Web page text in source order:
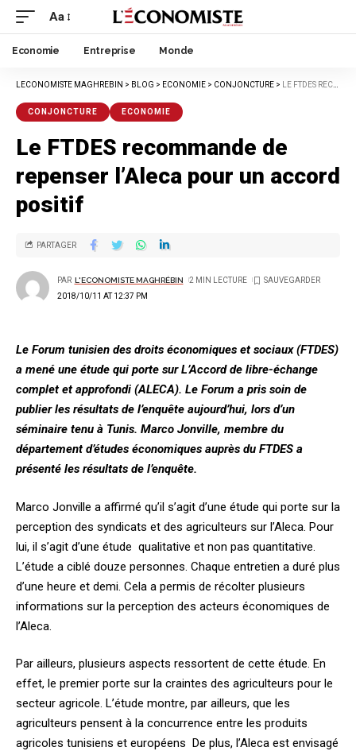
Aa
Economie Entreprise Monde
LECONOMISTE MAGHREBIN > BLOG > ECONOMIE > CONJONCTURE > LE FTDES RECOMMANDE DE REPENSER L’ALECA POUR UN ACCORD POSITIF
CONJONCTURE ECONOMIE
Le FTDES recommande de
repenser l’Aleca pour un accord
positif
2018/10/11 AT 12:37 PM
PAR L'ECONOMISTE MAGHRÉBIN 2 MIN LECTURE
PARTAGER
Le Forum tunisien des droits économiques et sociaux (FTDES)
a mené une étude qui porte sur L’Accord de libre-échange
complet et approfondi (ALECA). Le Forum a pris soin de
publier les résultats de l’enquête aujourd’hui, lors d’un
séminaire tenu à Tunis. Marco Jonville, membre du
département d’études économiques auprès du FTDES a
présenté les résultats de l’enquête.
Marco Jonville a affirmé qu’il s’agit d’une étude qui porte sur la
perception des syndicats et des agriculteurs sur l’Aleca. Pour
lui, il s’agit d’une étude qualitative et non pas quantitative.
L’étude a ciblé douze personnes. Chaque entretien a duré plus
d’une heure et demi. Cela a permis de récolter plusieurs
informations sur la perception des acteurs économiques de
l’Aleca.
Par ailleurs, plusieurs aspects ressortent de cette étude. En
effet, le premier porte sur la craintes des agriculteurs pour le
secteur agricole. L’étude montre, par ailleurs, que les
agriculteurs pensent à la concurrence entre les produits
agricoles tunisiens et européens De plus, l’Aleca est envisagé